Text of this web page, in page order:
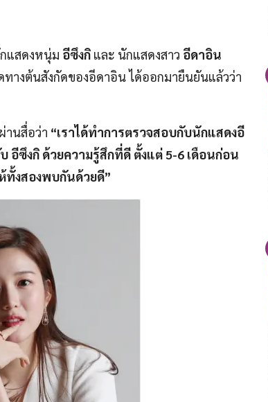
แสดงหนุ่ม อีซึงกิ และ นักแสดงสาว อีดาอิน
างต้นสังกัดของอีดาอิน ได้ออกมายืนยันแล้วว่า
านสื่อว่า “เราได้ทำการตรวจสอบกับนักแสดงอี
อีซึงกิ ด้วยความรู้สึกที่ดี ตั้งแต่ 5-6 เดือนก่อน
ทั้งสองพบกันด้วยดี”